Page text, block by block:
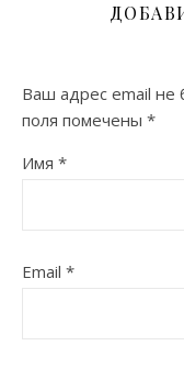
Ваш адрес email не
поля помечены *
Имя *
Email *